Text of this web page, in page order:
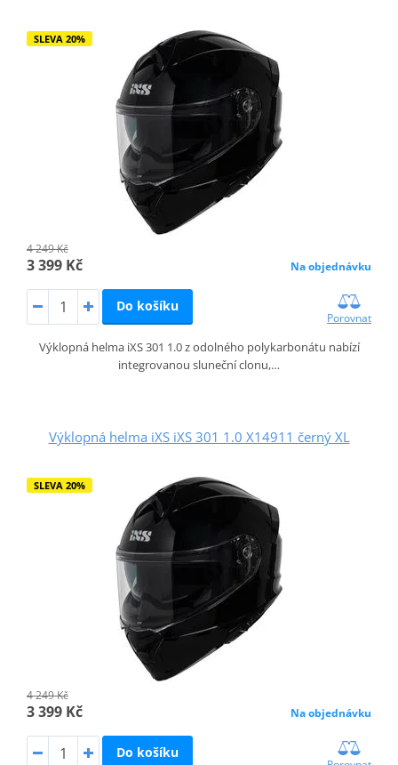
SLEVA 20%
4 249 Kč
3 399 Kč Na objednávku
Do košíku
Porovnat
Výklopná helma iXS 301 1.0 z odolného polykarbonátu nabízí
integrovanou sluneční clonu,…
Výklopná helma iXS iXS 301 1.0 X14911 černý XL
SLEVA 20%
4 249 Kč
3 399 Kč Na objednávku
Do košíku